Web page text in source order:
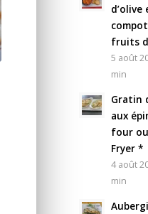
d’olive
fruits
5 août
min
Gratin
aux
four ou
Fryer *
4 août
min